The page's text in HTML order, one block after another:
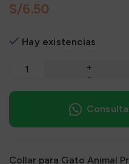
S/
Hay existencias
Collar para Gato Animal